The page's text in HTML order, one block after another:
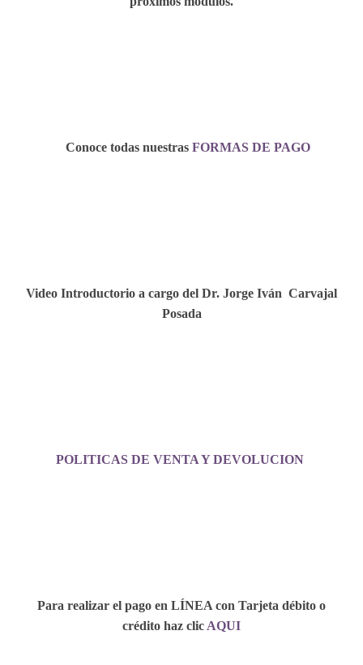
Conoce todas nuestras FORMAS DE PAGO
Video Introductorio a cargo del Dr. Jorge Iván Carvajal
Posada
POLITICAS DE VENTA Y DEVOLUCION
Para realizar el pago en LÍNEA con Tarjeta débito o
crédito haz clic AQUI